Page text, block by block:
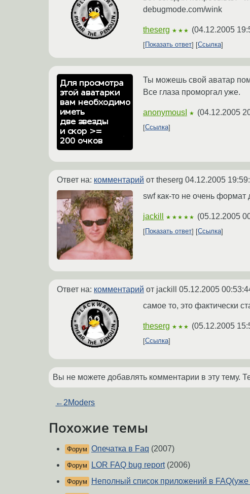
debugmode.com/wink
theserg ★★★ (04.12.2005
Показать ответ Ссылка
Ты можешь свой аватар
Все глаза проморгал уже.
anonymousI ★ (04.12.2005
Ссылка
Ответ на: комментарий от theserg 04.12.2005
swf как-то не очень формат
jackill ★★★★★ (05.12.2005
Показать ответ Ссылка
Ответ на: комментарий от jackill 05.12.2005
самое то, это фактически
theserg ★★★ (05.12.2005
Ссылка
Вы не можете добавлять комментарии в эту тему.
← 2Moders
Похожие темы
Форум Опечатка в Faq (2007)
Форум LOR FAQ bug report(2006)
Форум Неполный список приложений в